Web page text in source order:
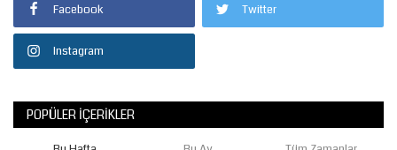
Facebook Twitter
Instagram
POPÜLER İÇERIKLER